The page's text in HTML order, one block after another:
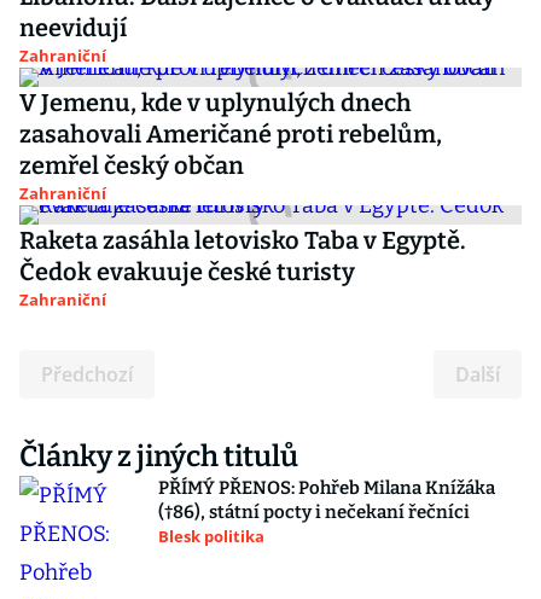
neevidují
Zahraniční
V Jemenu, kde v uplynulých dnech
zasahovali Američané proti rebelům,
zemřel český občan
Zahraniční
Raketa zasáhla letovisko Taba v Egyptě.
Čedok evakuuje české turisty
Zahraniční
Předchozí Další
Články z jiných titulů
PŘÍMÝ PŘENOS: Pohřeb Milana Knížáka
(†86), státní pocty i nečekaní řečníci
Blesk politika